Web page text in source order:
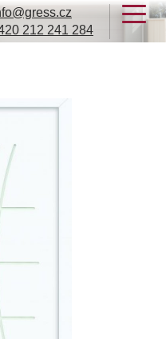
212 241 284